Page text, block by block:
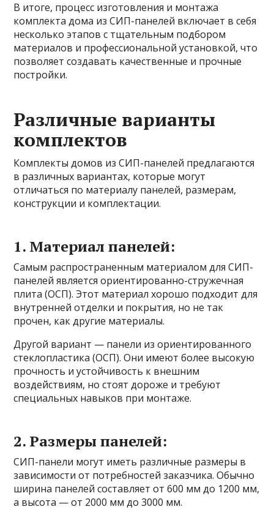
В итоге, процесс изготовления и монтажа
комплекта дома из СИП-панелей включает в себя
несколько этапов с тщательным подбором
материалов и профессиональной установкой, что
позволяет создавать качественные и прочные
постройки.
Различные варианты
комплектов
Комплекты домов из СИП-панелей предлагаются
в различных вариантах, которые могут
отличаться по материалу панелей, размерам,
конструкции и комплектации.
1. Материал панелей:
Самым распространенным материалом для СИП-
панелей является ориентированно-стружечная
плита (ОСП). Этот материал хорошо подходит для
внутренней отделки и покрытия, но не так
прочен, как другие материалы.
Другой вариант — панели из ориентированного
стеклопластика (ОСП). Они имеют более высокую
прочность и устойчивость к внешним
воздействиям, но стоят дороже и требуют
специальных навыков при монтаже.
2. Размеры панелей:
СИП-панели могут иметь различные размеры в
зависимости от потребностей заказчика. Обычно
ширина панелей составляет от 600 мм до 1200 мм,
а высота — от 2000 мм до 3000 мм.